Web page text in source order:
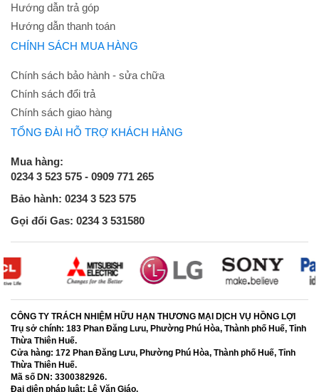
Hướng dẫn trả góp
Hướng dẫn thanh toán
CHÍNH SÁCH MUA HÀNG
Chính sách bảo hành - sửa chữa
Chính sách đổi trả
Chính sách giao hàng
TỔNG ĐÀI HỖ TRỢ KHÁCH HÀNG
Mua hàng:
0234 3 523 575 - 0909 771 265
Bảo hành: 0234 3 523 575
Gọi đổi Gas: 0234 3 531580
CÔNG TY TRÁCH NHIỆM HỮU HẠN THƯƠNG MẠI DỊCH VỤ HỒNG LỢI
Trụ sở chính: 183 Phan Đăng Lưu, Phường Phú Hòa, Thành phố Huế, Tỉnh
Thừa Thiên Huế.
Cửa hàng: 172 Phan Đăng Lưu, Phường Phú Hòa, Thành phố Huế, Tỉnh
Thừa Thiên Huế.
Mã số DN: 3300382926.
Đại diện pháp luật: Lê Văn Giáo.